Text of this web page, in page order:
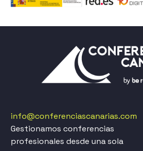
info@conferenciascanarias.com
Gestionamos conferencias
profesionales desde una sola